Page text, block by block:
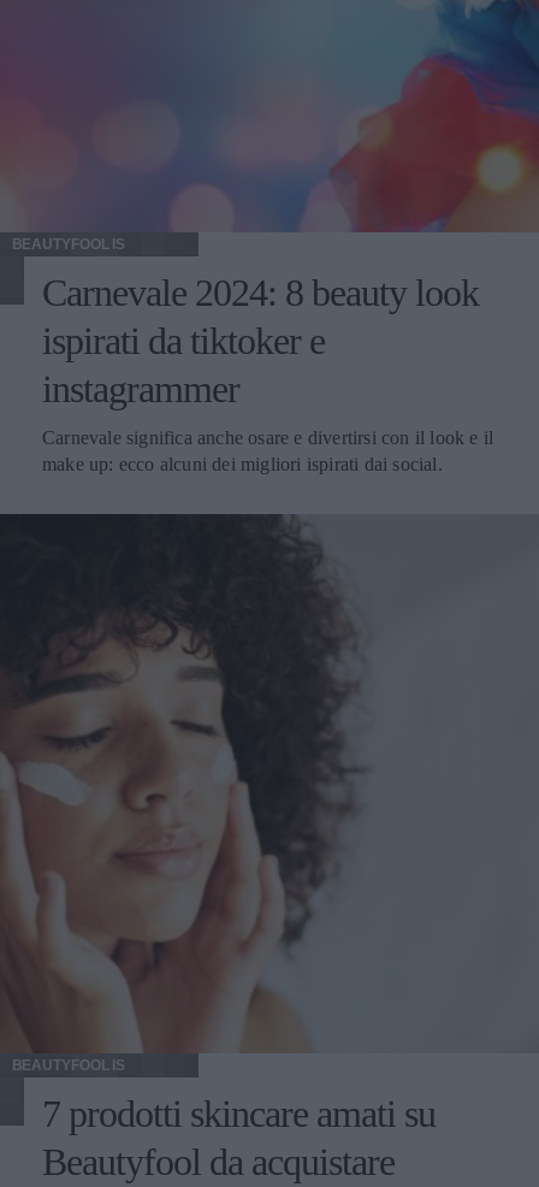
BEAUTYFOOL IS
Carnevale 2024: 8 beauty look
ispirati da tiktoker e
instagrammer
Carnevale significa anche osare e divertirsi con il look e il
make up: ecco alcuni dei migliori ispirati dai social.
BEAUTYFOOL IS
7 prodotti skincare amati su
Beautyfool da acquistare